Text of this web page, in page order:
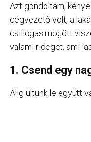
Azt gondoltam,
cégvezető volt, a
csillogás mögött
valami rideget, ami
1. Csend egy
Alig ültünk le együtt